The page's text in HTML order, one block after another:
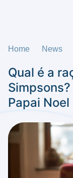
Home News
Qual é a
Papai Noel